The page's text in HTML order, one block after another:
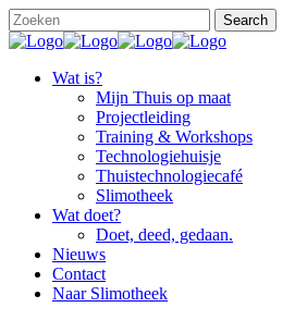
Wat is?
Mijn Thuis op maat
Projectleiding
Training & Workshops
Technologiehuisje
Thuistechnologiecafé
Slimotheek
Wat doet?
Doet, deed, gedaan.
Nieuws
Contact
Naar Slimotheek